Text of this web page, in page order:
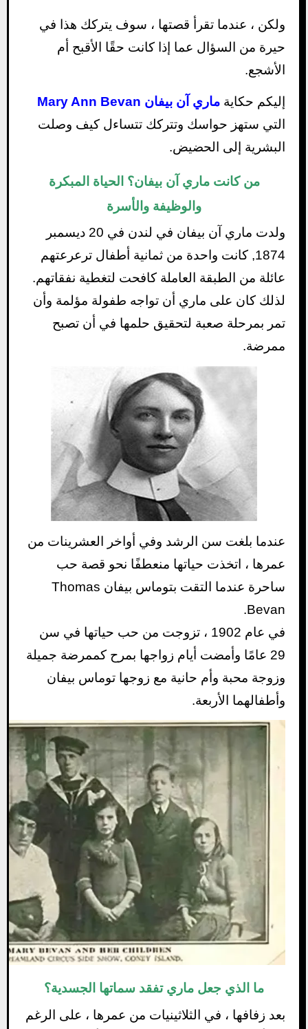
ولكن ، عندما تقرأ قصتها ، سوف يتركك هذا في
حيرة من السؤال عما إذا كانت حقًا الأقبح أم
الأشجع.
إليكم حكاية ماري آن بيفان Mary Ann Bevan
التي ستهز حواسك وتتركك تتساءل كيف وصلت
البشرية إلى الحضيض.
من كانت ماري آن بيفان؟ الحياة المبكرة
والوظيفة والأسرة
ولدت ماري آن بيفان في لندن في 20 ديسمبر
1874, كانت واحدة من ثمانية أطفال ترعرعتهم
عائلة من الطبقة العاملة كافحت لتغطية نفقاتهم.
لذلك كان على ماري أن تواجه طفولة مؤلمة وأن
تمر بمرحلة صعبة لتحقيق حلمها في أن تصبح
ممرضة.
عندما بلغت سن الرشد وفي أواخر العشرينات من
عمرها ، اتخذت حياتها منعطفًا نحو قصة حب
ساحرة عندما التقت بتوماس بيفان Thomas
Bevan.
في عام 1902 ، تزوجت من حب حياتها في سن
29 عامًا وأمضت أيام زواجها بمرح كممرضة جميلة
وزوجة محبة وأم حانية مع زوجها توماس بيفان
وأطفالهما الأربعة.
ما الذي جعل ماري تفقد سماتها الجسدية؟
بعد زفافها ، في الثلاثينيات من عمرها ، على الرغم